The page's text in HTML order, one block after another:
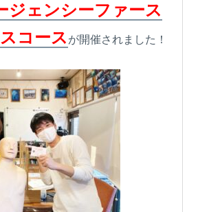
ジェンシーファース
コース が開催されました！